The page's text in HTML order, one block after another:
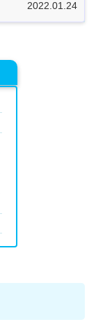
2022.01.24